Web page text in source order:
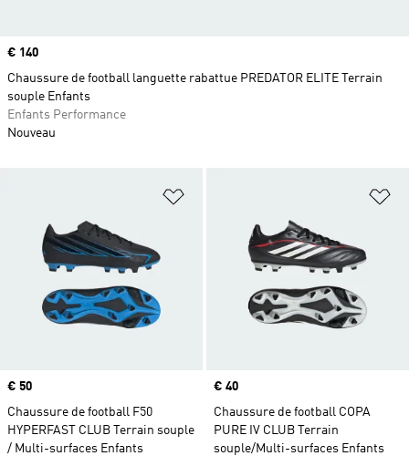
Ajouter à la Liste de produits
Prix
€ 50
Chaussure de football F50
HYPERFAST CLUB Terrain souple
/ Multi-surfaces Enfants
Prix
€ 40
Chaussure de football COPA
PURE IV CLUB Terrain
souple/Multi-surfaces Enfants
Prix
€ 140
Chaussure de football languette rabattue PREDATOR ELITE Terrain
souple Enfants
Enfants Performance
Nouveau